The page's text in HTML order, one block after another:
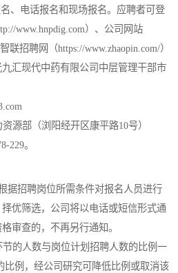
、电话报名和现场报名。应聘者可登
www.hnpdig.com）、公司网站
联招聘网（https://www.zhaopin.com/）
汇现代中药有限公司中层管理干部市
源部（浏阳经开区康平路10号）
229。
据招聘岗位所需条件对报名人员进行
优筛选，公司将以电话或短信形式通
审查的，不再另行通知。
的人数与岗位计划招聘人数的比例一
比例，经公司研究可降低比例或取消该